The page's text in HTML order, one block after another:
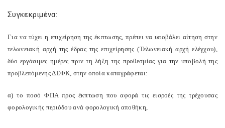
Συγκεκριμένα:
Για να τύχει η επιχείρηση της έκπτωσης, πρέπει να υποβάλει αίτηση στην
τελωνειακή αρχή της έδρας της επιχείρησης (Τελωνειακή αρχή ελέγχου),
δύο εργάσιμες ημέρες πριν τη λήξη της προθεσμίας για την υποβολή της
προβλεπόμενης ΔΕΦΚ, στην οποία καταγράφεται:
α) το ποσό ΦΠΑ προς έκπτωση που αφορά τις εισροές της τρέχουσας
φορολογικής περιόδου ανά φορολογική αποθήκη,